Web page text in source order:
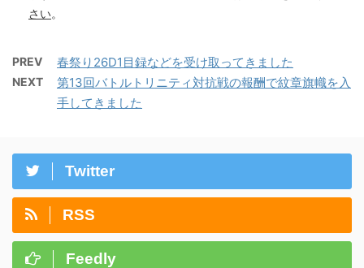
さい。
PREV 春祭り26D1目録などを受け取ってきました
NEXT
第13回バトルトリニティ対抗戦の報酬で紋章旗幟を入
手してきました
Twitter
RSS
Feedly